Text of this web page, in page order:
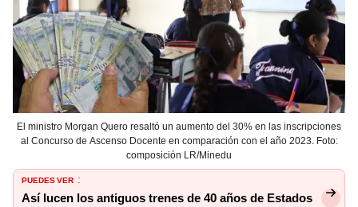
El ministro Morgan Quero resaltó un aumento del 30% en las inscripciones
al Concurso de Ascenso Docente en comparación con el año 2023. Foto:
composición LR/Minedu
PUEDES VER :
Así lucen los antiguos trenes de 40 años de Estados